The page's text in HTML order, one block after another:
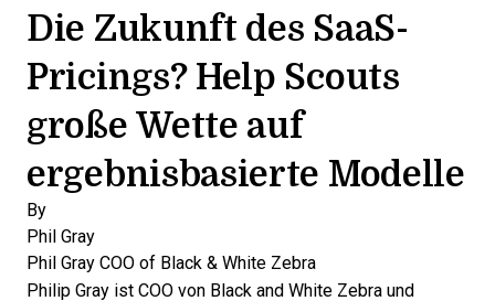
Die Zukunft des SaaS-
Pricings? Help Scouts
große Wette auf
ergebnisbasierte Modelle
By
Phil Gray
Phil Gray COO of Black & White Zebra
Philip Gray ist COO von Black and White Zebra und